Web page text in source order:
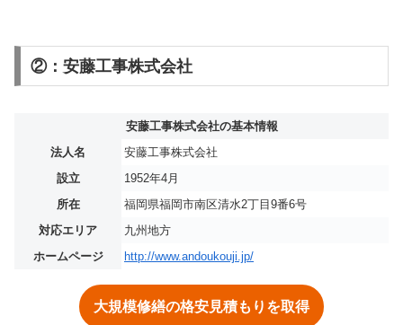
②：安藤工事株式会社
安藤工事株式会社の基本情報
法人名
安藤工事株式会社
設立
1952年4月
所在
福岡県福岡市南区清水2丁目9番6号
対応エリア
九州地方
ホームページ
http://www.andoukouji.jp/
大規模修繕の格安見積もりを取得